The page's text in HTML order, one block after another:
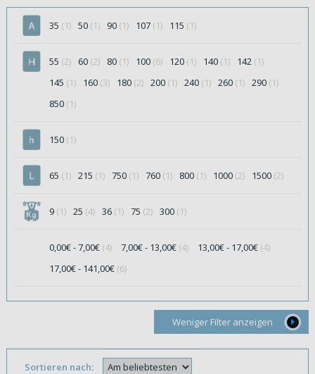
35 (1) 50 (1) 90 (1) 107 (1) 115 (1)
55 (2) 60 (2) 80 (1) 100 (6) 120 (1) 140 (1) 142 (1)
145 (1) 160 (3) 180 (2) 200 (1) 240 (1) 260 (1) 290 (1)
850 (1)
150 (1)
65 (1) 215 (1) 750 (1) 760 (1) 800 (1) 1000 (2) 1500 (2)
9 (1) 25 (4) 36 (1) 75 (2) 300 (1)
0,00€ - 7,00€ (4) 7,00€ - 13,00€ (4) 13,00€ - 17,00€ (4)
17,00€ - 141,00€ (6)
Weniger Filter anzeigen
Sortieren nach: